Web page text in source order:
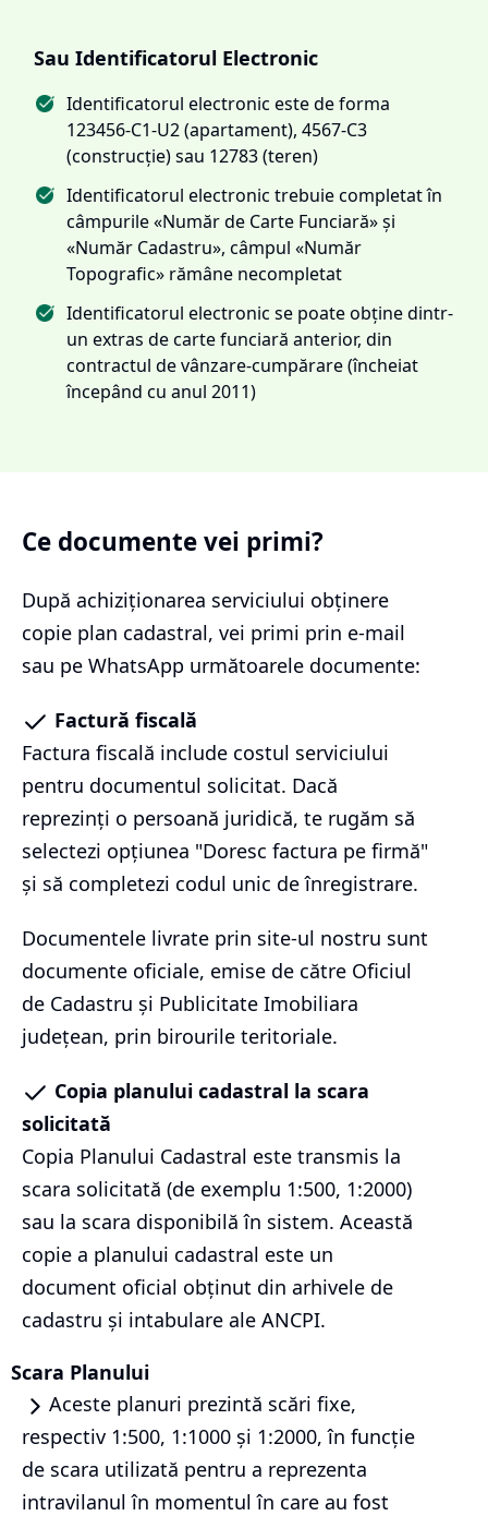
Sau Identificatorul Electronic
Identificatorul electronic este de forma
123456-C1-U2 (apartament), 4567-C3
(construcție) sau 12783 (teren)
Identificatorul electronic trebuie completat în
câmpurile «Număr de Carte Funciară» și
«Număr Cadastru», câmpul «Număr
Topografic» rămâne necompletat
Identificatorul electronic se poate obține dintr-
un extras de carte funciară anterior, din
contractul de vânzare-cumpărare (încheiat
începând cu anul 2011)
Ce documente vei primi?
După achiziționarea serviciului obținere
copie plan cadastral, vei primi prin e-mail
sau pe WhatsApp următoarele documente:
Factură fiscală
Factura fiscală include costul serviciului
pentru documentul solicitat. Dacă
reprezinți o persoană juridică, te rugăm să
selectezi opțiunea "Doresc factura pe firmă"
și să completezi codul unic de înregistrare.
Documentele livrate prin site-ul nostru sunt
documente oficiale, emise de către Oficiul
de Cadastru și Publicitate Imobiliara
județean, prin birourile teritoriale.
Copia planului cadastral la scara
solicitată
Copia Planului Cadastral este transmis la
scara solicitată (de exemplu 1:500, 1:2000)
sau la scara disponibilă în sistem. Această
copie a planului cadastral este un
document oficial obținut din arhivele de
cadastru și intabulare ale ANCPI.
Scara Planului
Aceste planuri prezintă scări fixe,
respectiv 1:500, 1:1000 și 1:2000, în funcție
de scara utilizată pentru a reprezenta
intravilanul în momentul în care au fost